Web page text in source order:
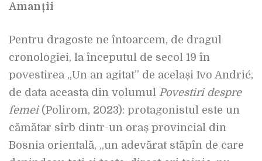
Amanții
Pentru dragoste ne întoarcem, de dragul
cronologiei, la începutul de secol 19 în
povestirea „Un an agitat” de același Ivo Andrić,
de data aceasta din volumul Povestiri despre
femei(Polirom, 2023): protagonistul este un
cămătar sîrb dintr-un oraș provincial din
Bosnia orientală, „un adevărat stăpîn de care